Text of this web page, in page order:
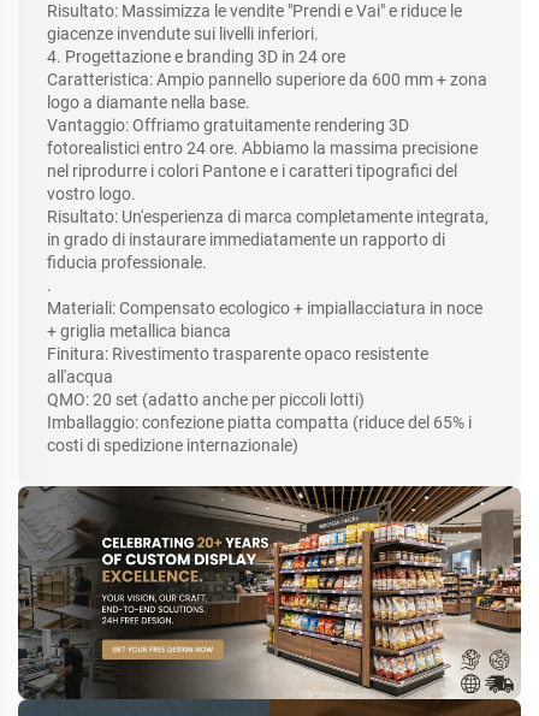
Risultato: Massimizza le vendite "Prendi e Vai" e riduce le
giacenze invendute sui livelli inferiori.
4. Progettazione e branding 3D in 24 ore
Caratteristica: Ampio pannello superiore da 600 mm + zona
logo a diamante nella base.
Vantaggio: Offriamo gratuitamente rendering 3D
fotorealistici entro 24 ore. Abbiamo la massima precisione
nel riprodurre i colori Pantone e i caratteri tipografici del
vostro logo.
Risultato: Un'esperienza di marca completamente integrata,
in grado di instaurare immediatamente un rapporto di
fiducia professionale.
.
Materiali: Compensato ecologico + impiallacciatura in noce
+ griglia metallica bianca
Finitura: Rivestimento trasparente opaco resistente
all'acqua
QMO: 20 set (adatto anche per piccoli lotti)
Imballaggio: confezione piatta compatta (riduce del 65% i
costi di spedizione internazionale)